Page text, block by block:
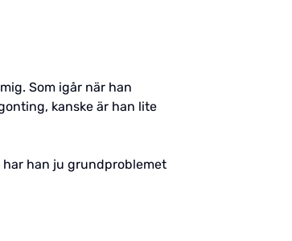
Som igår när han
kanske är han lite
har han ju grundproblemet